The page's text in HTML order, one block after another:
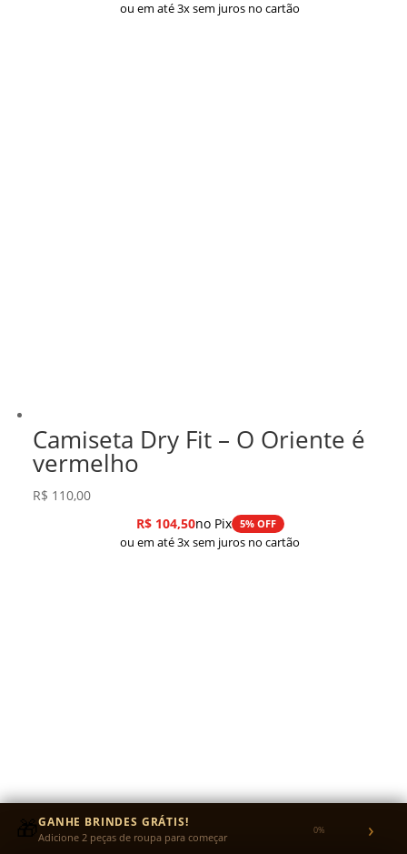
ou em até 3x sem juros no cartão
Camiseta Dry Fit – O Oriente é
vermelho
R$ 110,00
R$104,50no Pix 5% OFF
ou em até 3x sem juros no cartão
Recebeu com avaria? A troca é grátis.
🎁GANHE BRINDES GRÁTIS!
Adicione 2 peças de roupa para começar 0% ›